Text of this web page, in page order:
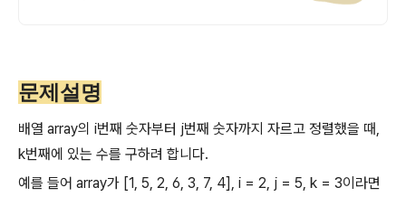
문제설명
배열 array의 i번째 숫자부터 j번째 숫자까지 자르고 정렬했을 때,
k번째에 있는 수를 구하려 합니다.
예를 들어 array가 [1, 5, 2, 6, 3, 7, 4], i = 2, j = 5, k = 3이라면